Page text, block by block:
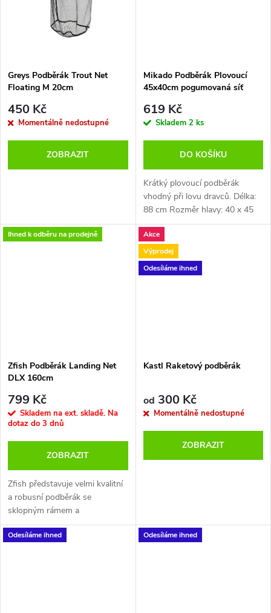
Greys Podběrák Trout Net
Floating M 20cm
450 Kč
Momentálně nedostupné
ZOBRAZIT
Mikado Podběrák Plovoucí
45x40cm pogumovaná síť
619 Kč
Skladem 2 ks
DO KOŠÍKU
Krátký plovoucí podběrák
vhodný při lovu dravců. Délka:
88 cm Rozměr hlavy: 40 x 45
cm.
Ihned k odběru na prodejně
Zfish Podběrák Landing Net
DLX 160cm
799 Kč
Skladem na ext. skladě. Na
dotaz do 3 dnů
ZOBRAZIT
Zfish představuje velmi kvalitní
a robusní podběrák se
sklopným rámem a
odjímatelnou tyčí, který splní
všechny vaše požadavky nad
Akce
Výprodej
Odesíláme ihned
Kastl Raketový podběrák
od 300 Kč
Momentálně nedostupné
ZOBRAZIT
Odesíláme ihned Odesíláme ihned